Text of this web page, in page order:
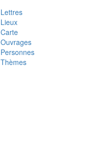
Lettres
Lieux
Carte
Ouvrages
Personnes
Thèmes